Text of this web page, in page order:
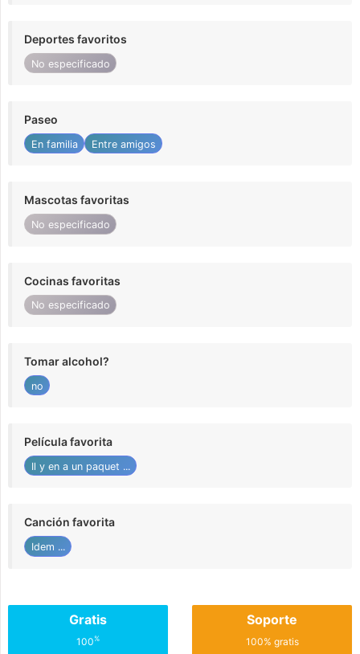
Deportes favoritos
No especificado
Paseo
En familia Entre amigos
Mascotas favoritas
No especificado
Cocinas favoritas
No especificado
Tomar alcohol?
no
Película favorita
Il y en a un paquet ...
Canción favorita
Idem ...
Gratis
100%
Soporte
100% gratis